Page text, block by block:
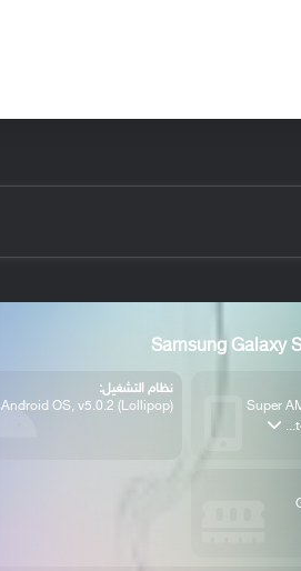
Super
نظام التشغيل:
Android OS, v5.0.2 (Lollipop)